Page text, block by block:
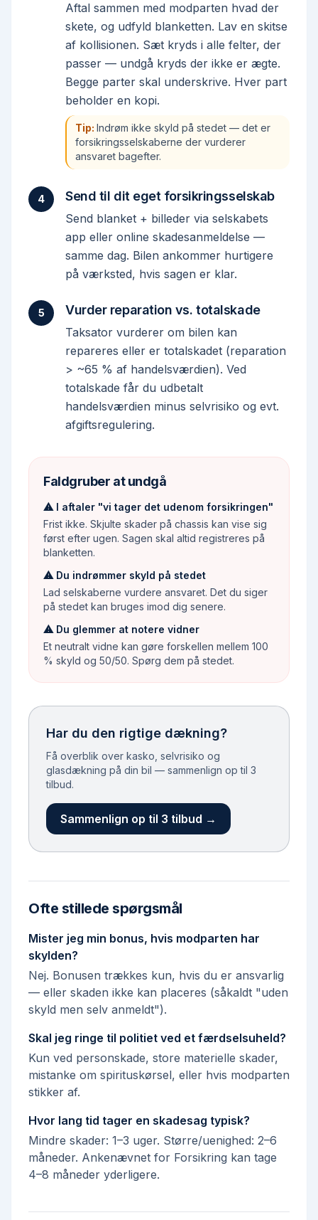
Aftal sammen med modparten hvad der
skete, og udfyld blanketten. Lav en skitse
af kollisionen. Sæt kryds i alle felter, der
passer — undgå kryds der ikke er ægte.
Begge parter skal underskrive. Hver part
beholder en kopi.
Tip: Indrøm ikke skyld på stedet — det er
forsikringsselskaberne der vurderer
ansvaret bagefter.
4 Send til dit eget forsikringsselskab
Send blanket + billeder via selskabets
app eller online skadesanmeldelse —
samme dag. Bilen ankommer hurtigere
på værksted, hvis sagen er klar.
5 Vurder reparation vs. totalskade
Taksator vurderer om bilen kan
repareres eller er totalskadet (reparation
> ~65 % af handelsværdien). Ved
totalskade får du udbetalt
handelsværdien minus selvrisiko og evt.
afgiftsregulering.
Faldgruber at undgå
⚠ I aftaler "vi tager det udenom forsikringen"
Frist ikke. Skjulte skader på chassis kan vise sig
først efter ugen. Sagen skal altid registreres på
blanketten.
⚠ Du indrømmer skyld på stedet
Lad selskaberne vurdere ansvaret. Det du siger
på stedet kan bruges imod dig senere.
⚠ Du glemmer at notere vidner
Et neutralt vidne kan gøre forskellen mellem 100
% skyld og 50/50. Spørg dem på stedet.
Har du den rigtige dækning?
Få overblik over kasko, selvrisiko og
glasdækning på din bil — sammenlign op til 3
tilbud.
Sammenlign op til 3 tilbud →
Ofte stillede spørgsmål
Mister jeg min bonus, hvis modparten har
skylden?
Nej. Bonusen trækkes kun, hvis du er ansvarlig
— eller skaden ikke kan placeres (såkaldt "uden
skyld men selv anmeldt").
Skal jeg ringe til politiet ved et færdselsuheld?
Kun ved personskade, store materielle skader,
mistanke om spirituskørsel, eller hvis modparten
stikker af.
Hvor lang tid tager en skadesag typisk?
Mindre skader: 1–3 uger. Større/uenighed: 2–6
måneder. Ankenævnet for Forsikring kan tage
4–8 måneder yderligere.